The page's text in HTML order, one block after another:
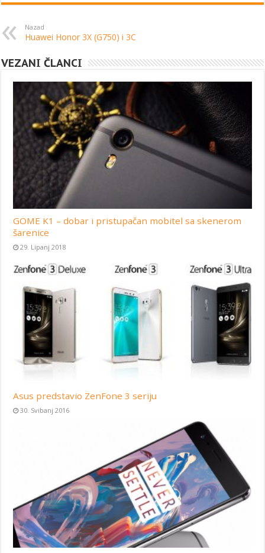
Nazad
Huawei Honor 3X (G750) i 3C
VEZANI ČLANCI
GOME K1 – dobar i pristupačan mobitel sa skenerom
šarenice
29. Lipanj 2018
Asus predstavio ZenFone 3 seriju
30. Svibanj 2016